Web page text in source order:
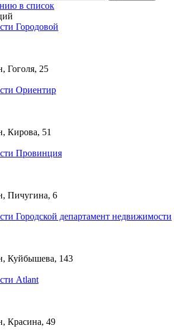
в список
Городовой
Гоголя, 25
Ориентир
Кирова, 51
Провинция
Пичугина, 6
Городской департамент недвижимости
Куйбышева, 143
Atlant
Красина, 49